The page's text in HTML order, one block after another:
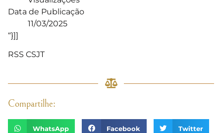
Data de Publicação
11/03/2025
“}]]
RSS CSJT
Compartilhe:
WhatsApp Facebook Twitter